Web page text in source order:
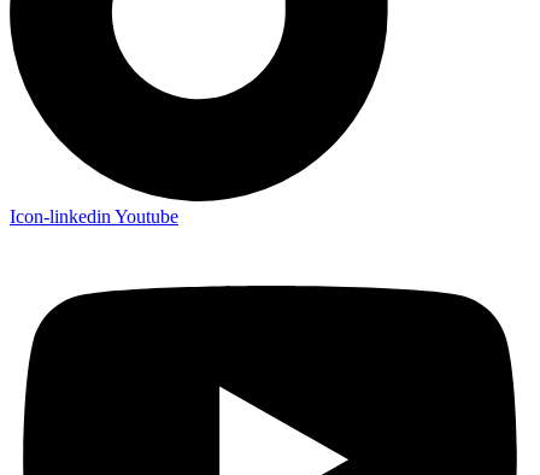
Icon-linkedin Youtube